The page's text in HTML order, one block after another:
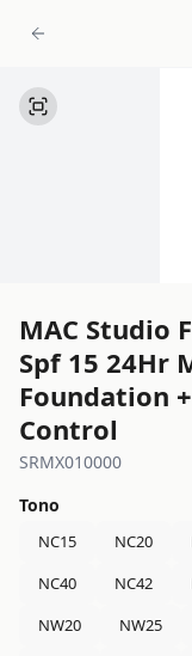
MAC Studio
Spf 15 24Hr
Foundation
Control
SRMX010000
Tono
NC15 NC20
NC40
NC42
NW20
NW25